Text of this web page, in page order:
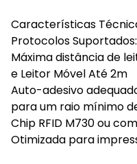
Características
Protocolos Suportados:
Máxima distância de
e Leitor Móvel Até 2m
Auto-adesivo
para um raio mínimo
Chip RFID M730 ou
Otimizada para